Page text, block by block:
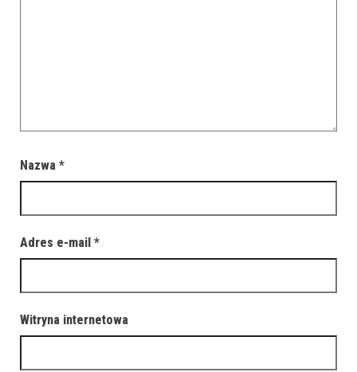
Nazwa *
Adres e-mail *
Witryna internetowa